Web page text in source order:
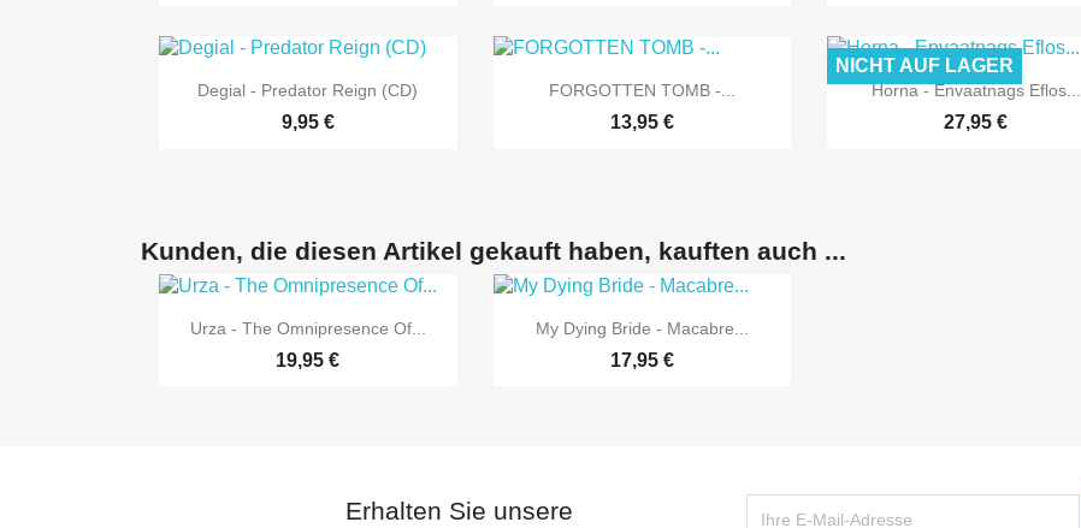
 Vorschau
Degial - Predator Reign (CD)
9,95 €
 Vorschau
FORGOTTEN TOMB -...
13,95 €
 Vorschau
Horna - Envaatnags Eflos...
27,95 €
NICHT AUF LAGER
Kunden, die diesen Artikel gekauft haben, kauften auch ...
 Vorschau
Urza - The Omnipresence Of...
19,95 €
 Vorschau
My Dying Bride - Macabre...
17,95 €
Erhalten Sie unsere